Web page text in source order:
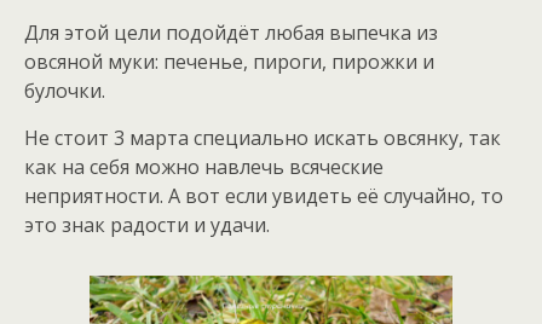
Для этой цели подойдёт любая выпечка из
овсяной муки: печенье, пироги, пирожки и
булочки.
Не стоит 3 марта специально искать овсянку, так
как на себя можно навлечь всяческие
неприятности. А вот если увидеть её случайно, то
это знак радости и удачи.